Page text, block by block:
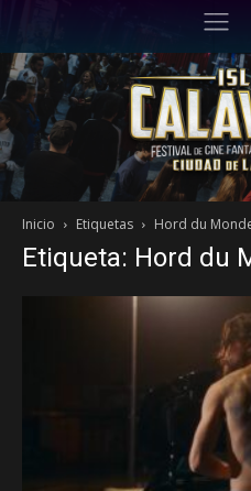
Inicio Etiquetas Hord du
Etiqueta: Hord du